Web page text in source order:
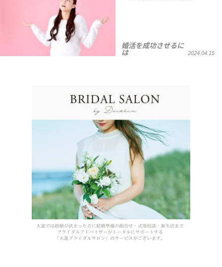
婚活を成功させるに
は
2024.04.15